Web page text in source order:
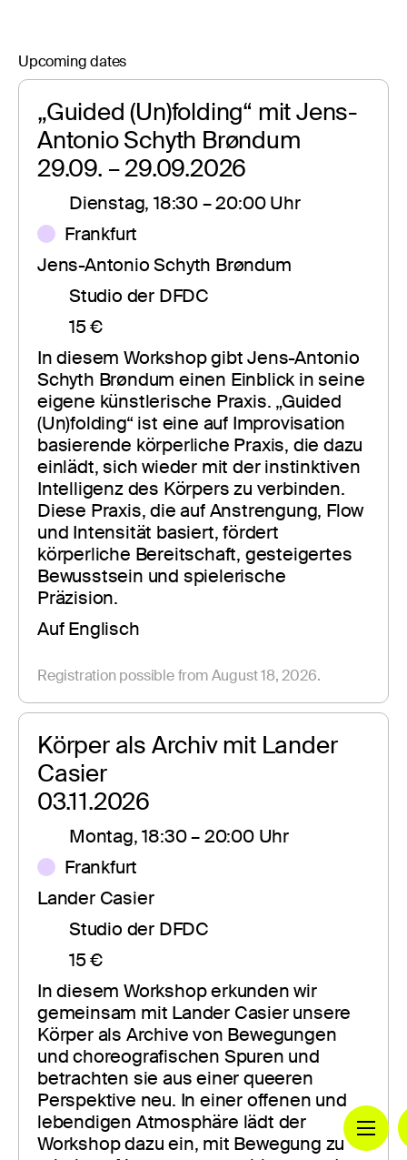
Upcoming dates
„Guided (Un)folding“ mit Jens-
Antonio Schyth Brøndum
29.09. – 29.09.2026
Dienstag, 18:30 – 20:00 Uhr
Frankfurt
Jens-Antonio Schyth Brøndum
Studio der DFDC
15 €
In diesem Workshop gibt Jens-Antonio
Schyth Brøndum einen Einblick in seine
eigene künstlerische Praxis. „Guided
(Un)folding“ ist eine auf Improvisation
basierende körperliche Praxis, die dazu
einlädt, sich wieder mit der instinktiven
Intelligenz des Körpers zu verbinden.
Diese Praxis, die auf Anstrengung, Flow
und Intensität basiert, fördert
körperliche Bereitschaft, gesteigertes
Bewusstsein und spielerische
Präzision.
Auf Englisch
Registration possible from August 18, 2026.
Körper als Archiv mit Lander
Casier
03.11.2026
Montag, 18:30 – 20:00 Uhr
Frankfurt
Lander Casier
Studio der DFDC
15 €
In diesem Workshop erkunden wir
gemeinsam mit Lander Casier unsere
Körper als Archive von Bewegungen
und choreografischen Spuren und
betrachten sie aus einer queeren
Perspektive neu. In einer offenen und
lebendigen Atmosphäre lädt der
Workshop dazu ein, mit Bewegung zu